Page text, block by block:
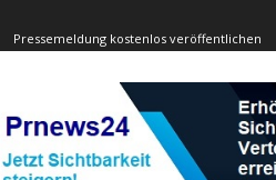
Pressemeldung kostenlos veröffentlichen